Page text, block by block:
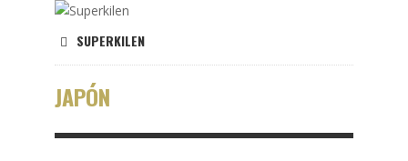
SUPERKILEN
JAPÓN